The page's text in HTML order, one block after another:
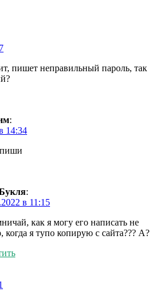
пишет неправильный пароль, так
:
14:34
:
в 11:15
как я могу его написать не
когда я тупо копирую с сайта??? А?